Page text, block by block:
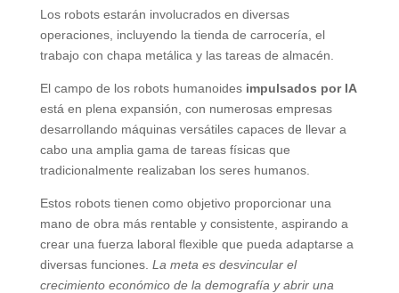
Los robots estarán involucrados en diversas
operaciones, incluyendo la tienda de carrocería, el
trabajo con chapa metálica y las tareas de almacén.
El campo de los robots humanoidesimpulsados por IA
está en plena expansión, con numerosas empresas
desarrollando máquinas versátiles capaces de llevar a
cabo una amplia gama de tareas físicas que
tradicionalmente realizaban los seres humanos.
Estos robots tienen como objetivo proporcionar una
mano de obra más rentable y consistente, aspirando a
crear una fuerza laboral flexible que pueda adaptarse a
diversas funciones. La meta es desvincular el
crecimiento económico de la demografía y abrir una